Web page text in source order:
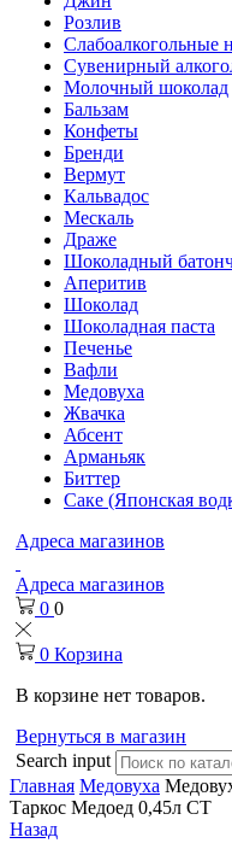
Розлив
Слабоалкогольные
Сувенирный
Молочный шоколад
Бальзам
Конфеты
Бренди
Вермут
Кальвадос
Мескаль
Драже
Шоколадный
Аперитив
Шоколад
Шоколадная паста
Печенье
Вафли
Медовуха
Жвачка
Абсент
Арманьяк
Биттер
Саке (Японская
Адреса магазинов
Адреса магазинов
0 0
0 Корзина
В корзине нет товаров.
Вернуться в магазин
Search input
Главная Медовуха
Таркос Медоед 0,45л СТ
Назад